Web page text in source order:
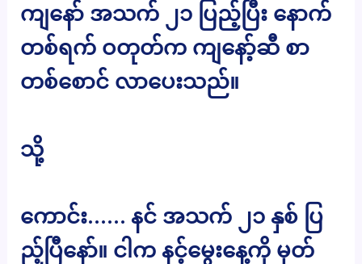
ကျနော် အသက် ၂၁ ပြည့်ပြီး နောက်
တစ်ရက် ဝတုတ်က ကျနော့်ဆီ စာ
တစ်စောင် လာပေးသည်။
သို့
ကောင်း…… နင် အသက် ၂၁ နှစ် ပြ
ည့်ပြီနော်။ ငါက နင့်မွေးနေ့ကို မှတ်